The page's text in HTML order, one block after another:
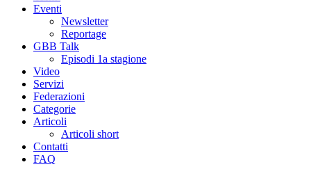
Eventi
Newsletter
Reportage
GBB Talk
Episodi 1a stagione
Video
Servizi
Federazioni
Categorie
Articoli
Articoli short
Contatti
FAQ